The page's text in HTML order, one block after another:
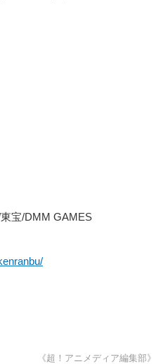
宝/DMM GAMES
《超！アニメディア編集部》